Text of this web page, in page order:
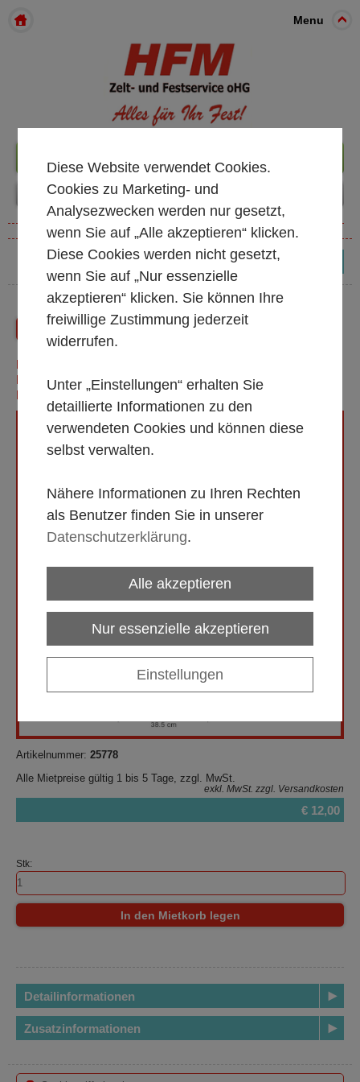
Menu
+49 261 98899933
Shop Startseite
BARHOCKER ''CLASSIC'' MIT WEISSER R
ÜCKENLEHNE, RAHMEN AUS VERCHROMTEM E
DELSTAHL, SITZFLÄCHE AUS LEDER
Artikelnummer: 25778
Alle Mietpreise gültig 1 bis 5 Tage, zzgl. MwSt.
exkl. MwSt. zzgl. Versandkosten
€ 12,00
Stk:
In den Mietkorb legen
Detailinformationen
Zusatzinformationen
Diese Website verwendet Cookies.
Cookies zu Marketing- und
Analysezwecken werden nur gesetzt,
wenn Sie auf „Alle akzeptieren“ klicken.
Diese Cookies werden nicht gesetzt,
wenn Sie auf „Nur essenzielle
akzeptieren“ klicken. Sie können Ihre
freiwillige Zustimmung jederzeit
widerrufen.
Unter „Einstellungen“ erhalten Sie
detaillierte Informationen zu den
verwendeten Cookies und können diese
selbst verwalten.
Nähere Informationen zu Ihren Rechten
als Benutzer finden Sie in unserer
Datenschutzerklärung.
Alle akzeptieren
Nur essenzielle akzeptieren
Einstellungen